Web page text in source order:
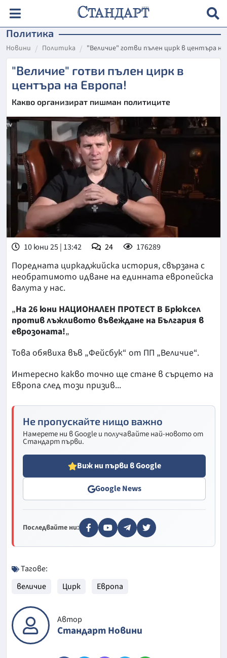
Политика
Новини Политика "Величие" готви пълен цирк в центъра
"Величие" готви пълен цирк в
центъра на Европа!
Какво организират пишман политиците
10 юни 25 | 13:42 24 176289
Поредната циркаджийска история, свързана с
необратимото идване на единната европейска
валута у нас.
„На 26 юни НАЦИОНАЛЕН ПРОТЕСТ В Брюксел
против лъжливото въвеждане на България в
еврозоната!„
Това обявиха във „Фейсбук“ от ПП „Величие“.
Интересно какво точно ще стане в сърцето на
Европа след този призив...
Не пропускайте нищо важно
Намерете ни в Google и получавайте най-новото от
Стандарт първи.
Виж ни първи в Google
Google News
Последвайте ни:
Тагове:
величие
Цирк Европа
Автор
Стандарт Новини